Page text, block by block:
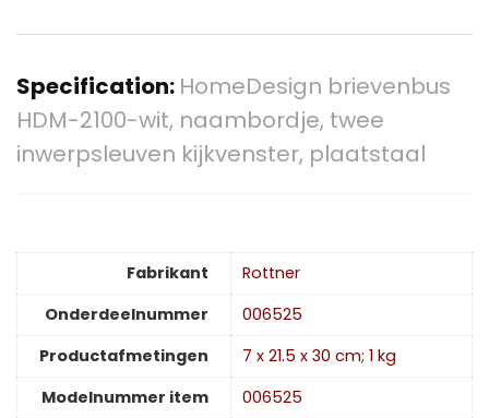
Specification: HomeDesign brievenbus
HDM-2100-wit, naambordje, twee
inwerpsleuven kijkvenster, plaatstaal
Fabrikant
‎Rottner
Onderdeelnummer
‎006525
Productafmetingen
‎7 x 21.5 x 30 cm; 1 kg
Modelnummer item
‎006525